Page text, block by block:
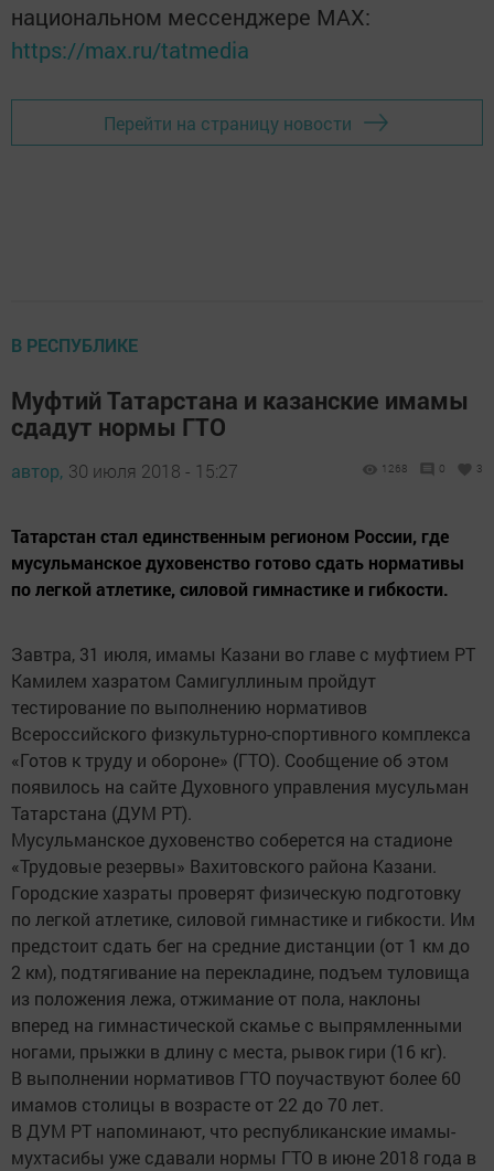
национальном мессенджере MАХ:
https://max.ru/tatmedia
Перейти на страницу новости
В РЕСПУБЛИКЕ
Муфтий Татарстана и казанские имамы
сдадут нормы ГТО
автор, 30 июля 2018 - 15:27 1268 0 3
Татарстан стал единственным регионом России, где
мусульманское духовенство готово сдать нормативы
по легкой атлетике, силовой гимнастике и гибкости.
Завтра, 31 июля, имамы Казани во главе с муфтием РТ
Камилем хазратом Самигуллиным пройдут
тестирование по выполнению нормативов
Всероссийского физкультурно-спортивного комплекса
«Готов к труду и обороне» (ГТО). Сообщение об этом
появилось на сайте Духовного управления мусульман
Татарстана (ДУМ РТ).
Мусульманское духовенство соберется на стадионе
«Трудовые резервы» Вахитовского района Казани.
Городские хазраты проверят физическую подготовку
по легкой атлетике, силовой гимнастике и гибкости. Им
предстоит сдать бег на средние дистанции (от 1 км до
2 км), подтягивание на перекладине, подъем туловища
из положения лежа, отжимание от пола, наклоны
вперед на гимнастической скамье с выпрямленными
ногами, прыжки в длину с места, рывок гири (16 кг).
В выполнении нормативов ГТО поучаствуют более 60
имамов столицы в возрасте от 22 до 70 лет.
В ДУМ РТ напоминают, что республиканские имамы-
мухтасибы уже сдавали нормы ГТО в июне 2018 года в